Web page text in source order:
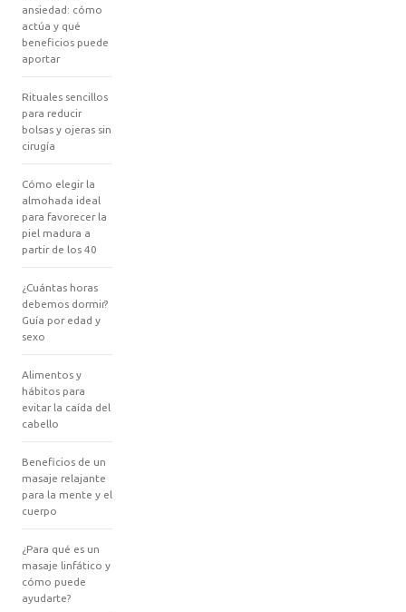
ansiedad: cómo
actúa y qué
beneficios puede
aportar
Rituales sencillos
para reducir
bolsas y ojeras sin
cirugía
Cómo elegir la
almohada ideal
para favorecer la
piel madura a
partir de los 40
¿Cuántas horas
debemos dormir?
Guía por edad y
sexo
Alimentos y
hábitos para
evitar la caída del
cabello
Beneficios de un
masaje relajante
para la mente y el
cuerpo
¿Para qué es un
masaje linfático y
cómo puede
ayudarte?